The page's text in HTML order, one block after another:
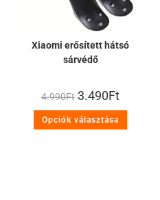
Xiaomi erősített hátsó
sárvédő
4.990Ft 3.490Ft
Opciók választása